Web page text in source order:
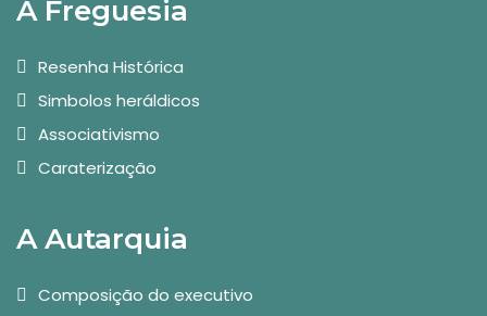
A Freguesia
Resenha Histórica
Simbolos heráldicos
Associativismo
Caraterização
A Autarquia
Composição do executivo